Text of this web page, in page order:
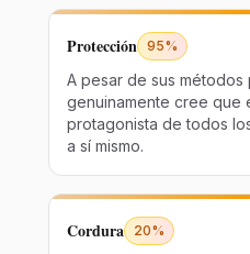
Protección 95%
A pesar de sus métodos
genuinamente cree que
protagonista de todos
a sí mismo.
Cordura 20%